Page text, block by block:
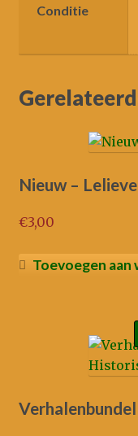
Conditie
Nieuw –
€3,00
Toevoegen aan